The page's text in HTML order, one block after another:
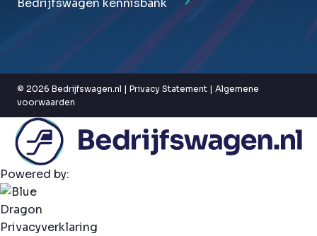
© 2026 Bedrijfswagen.nl | Privacy Statement | Algemene
voorwaarden
Powered by:
Privacyverklaring